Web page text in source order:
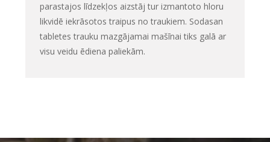
parastajos līdzekļos aizstāj tur izmantoto hloru
likvidē iekrāsotos traipus no traukiem. Sodasan
tabletes trauku mazgājamai mašīnai tiks galā ar
visu veidu ēdiena paliekām.